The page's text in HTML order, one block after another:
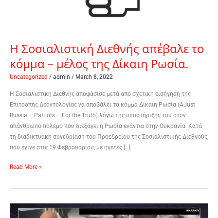
Η Σοσιαλιστική Διεθνής απέβαλε το
κόμμα – μέλος της Δίκαιη Ρωσία.
Uncategorized / admin / March 8, 2022
Η Σοσιαλιστική Διεθνής αποφάσισε μετά από σχετική εισήγηση της
Επιτροπής Δεοντολογίας να αποβάλει το κόμμα Δίκαιη Ρωσία (AJust
Russia – Patriots – For the Truth) λόγω της υποστήριξης του στον
απάνθρωπο πόλεμο που διεξάγει η Ρωσία ενάντια στην Ουκρανία. Κατά
τη διαδικτυακή συνεδρίαση του Προεδρείου της Σοσιαλιστικής Διεθνούς,
που έγινε στις 19 Φεβρουαρίου, με ηγέτες […]
Read More »
Συνέντευξη